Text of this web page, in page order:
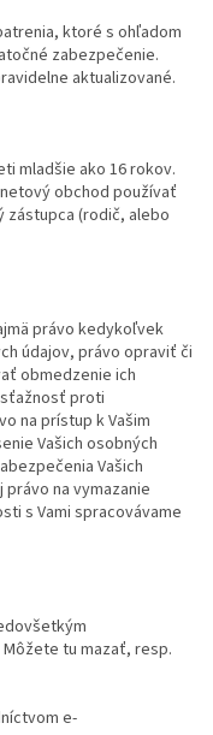
ktoré s ohľadom
zabezpečenie.
aktualizované.
mladšie ako 16 rokov.
obchod používať
zástupca (rodič, alebo
právo kedykoľvek
údajov, právo opraviť či
obmedzenie ich
proti
na prístup k Vašim
Vašich osobných
Vašich
na vymazanie
s Vami spracovávame
tu mazať, resp.
e-